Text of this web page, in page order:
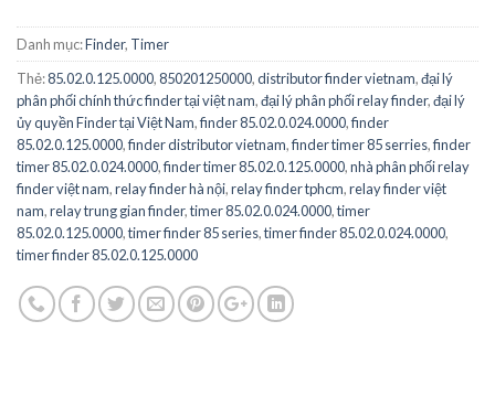
Danh mục:Finder, Timer
Thẻ:85.02.0.125.0000,850201250000,distributor finder vietnam,đại lý
phân phối chính thức finder tại việt nam,đại lý phân phối relay finder,đại lý
ủy quyền Finder tại Việt Nam,finder 85.02.0.024.0000,finder
85.02.0.125.0000,finder distributor vietnam,finder timer 85 serries,finder
timer 85.02.0.024.0000,finder timer 85.02.0.125.0000,nhà phân phối relay
finder việt nam,relay finder hà nội,relay finder tphcm,relay finder việt
nam,relay trung gian finder,timer 85.02.0.024.0000,timer
85.02.0.125.0000,timer finder 85 series,timer finder 85.02.0.024.0000,
timer finder 85.02.0.125.0000